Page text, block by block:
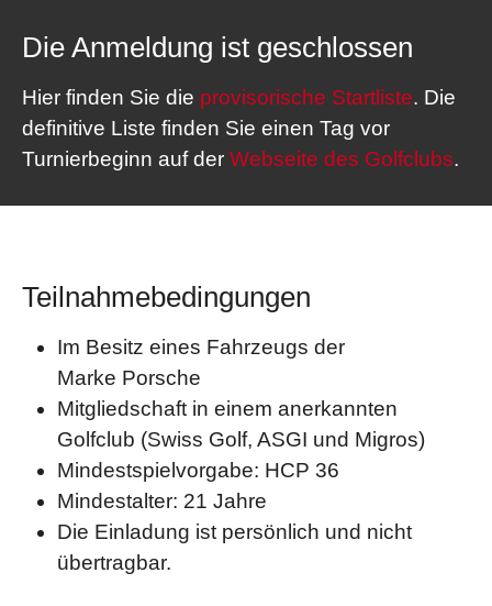
Die Anmeldung ist geschlossen
Hier finden Sie die provisorische Startliste. Die
definitive Liste finden Sie einen Tag vor
Turnierbeginn auf der Webseite des Golfclubs.
Teilnahmebedingungen
Im Besitz eines Fahrzeugs der
Marke Porsche
Mitgliedschaft in einem anerkannten
Golfclub (Swiss Golf, ASGI und Migros)
Mindestspielvorgabe: HCP 36
Mindestalter: 21 Jahre
Die Einladung ist persönlich und nicht
übertragbar.